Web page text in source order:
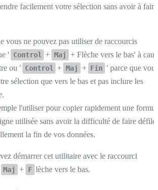
facilement votre sélection sans avoir à faire
vous ne pouvez pas utiliser de raccourcis
'
Control + Maj
+ Flèche vers le bas' à
ou '
Control + Maj + Fin ' parce que
sélection que vers le bas et pas inclure les
l'utiliser pour copier rapidement une
utilisée sans avoir la difficulté de faire défiler
la fin de vos données.
démarrer cet utilitaire avec le raccourci
Maj + F lèche vers le bas.